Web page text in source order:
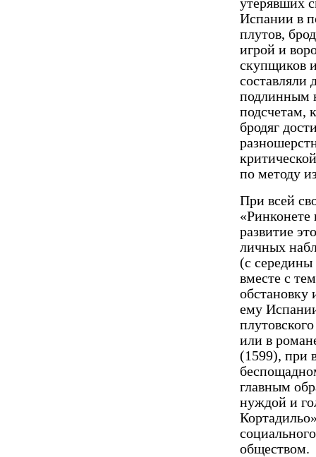
утерявших
Испании в
плутов,
игрой и
скупщиков
составляли
подлинным
подсчетам,
бродяг
по методу
При всей
«Ринконете
развитие
личных
(с середины
вместе с
обстановку
ему
или в
(1599), при
главным
нуждой и
обще­ством.